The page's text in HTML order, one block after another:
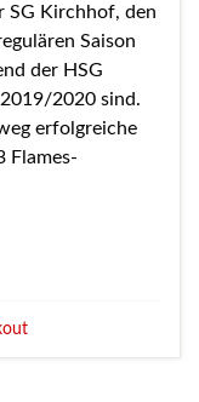
SG Kirchhof, den
Saison
der HSG
2020 sind.
erfolgreiche
Flames-